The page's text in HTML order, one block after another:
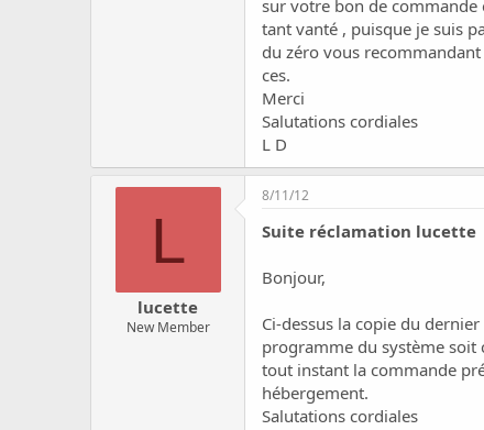
sur votre bon de commande
tant vanté , puisque je suis
du zéro vous
ces.
Merci
Salutations cordiales
L D
L
lucette
New Member
8/11/12
Suite réclamation lucette
Bonjour,
Ci-dessus la copie du
programme du système soit
tout instant la commande
hébergement.
Salutations cordiales